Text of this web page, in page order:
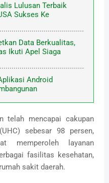
Lulusan Terbaik
Sukses Ke
Data Berkualitas,
Ikuti Apel Siaga
Android
telah mencapai cakupan
sebesar 98 persen,
memperoleh layanan
fasilitas kesehatan,
sakit daerah.